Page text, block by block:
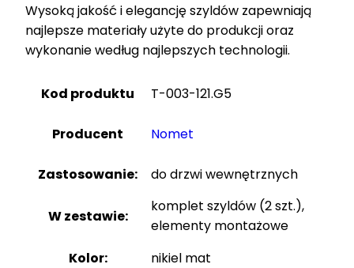
Wysoką jakość i elegancję szyldów zapewniają
najlepsze materiały użyte do produkcji oraz
wykonanie według najlepszych technologii.
Kod produktu T-003-121.G5
Producent Nomet
Zastosowanie: do drzwi wewnętrznych
W zestawie:
komplet szyldów (2 szt.),
elementy montażowe
Kolor:
nikiel mat